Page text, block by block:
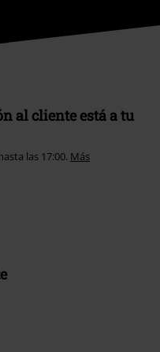
al cliente está a tu
las 17:00. Más